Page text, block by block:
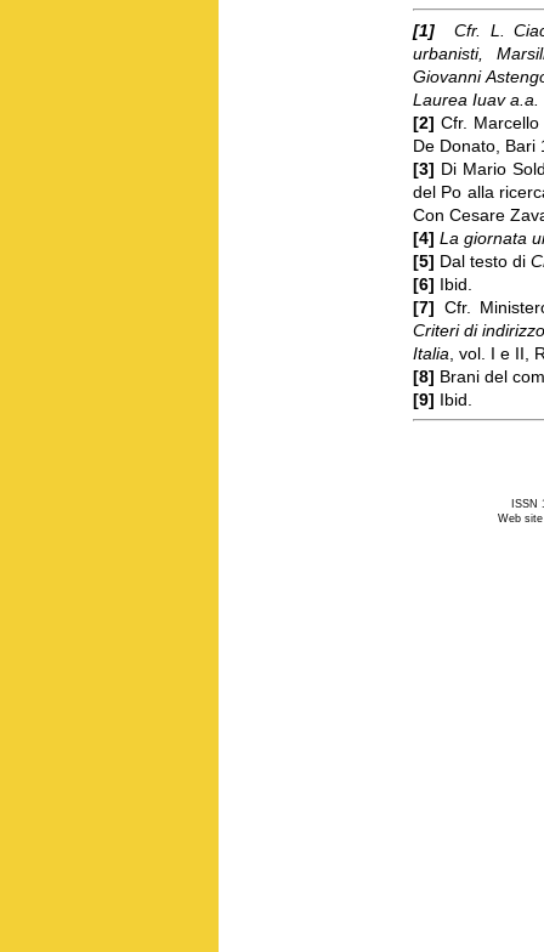
[1]
Cfr. L.
urbanisti,
Giovanni
Laurea Iuav
[2] Cfr.
De Donato, Bari
[3] Di Mario
del Po alla
Con Cesare
[4] La giornata
[5] Dal testo di
[6] Ibid.
[7] Cfr.
Criteri di
Italia , vol. I e II,
[8] Brani del
[9] Ibid.
ISSN
Web